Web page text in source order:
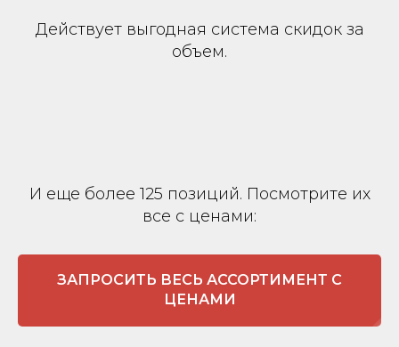
Действует выгодная система скидок за
объем.
И еще более 125 позиций. Посмотрите их
все с ценами:
ЗАПРОСИТЬ ВЕСЬ АССОРТИМЕНТ С
ЦЕНАМИ